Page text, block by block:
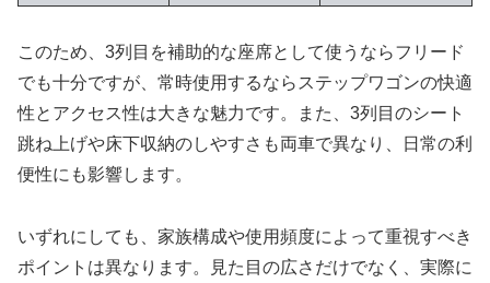
このため、3列目を補助的な座席として使うならフリード
でも十分ですが、常時使用するならステップワゴンの快適
性とアクセス性は大きな魅力です。また、3列目のシート
跳ね上げや床下収納のしやすさも両車で異なり、日常の利
便性にも影響します。
いずれにしても、家族構成や使用頻度によって重視すべき
ポイントは異なります。見た目の広さだけでなく、実際に